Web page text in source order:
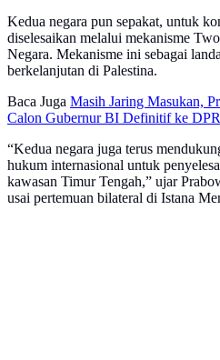
Kedua negara pun sepakat, untuk
diselesaikan melalui mekanisme
Negara. Mekanisme ini sebagai
berkelanjutan di Palestina.
Baca Juga Masih Jaring Masukan,
Calon Gubernur BI Definitif ke DPR
“Kedua negara juga terus
hukum internasional untuk
kawasan Timur Tengah,” ujar
usai pertemuan bilateral di Istana